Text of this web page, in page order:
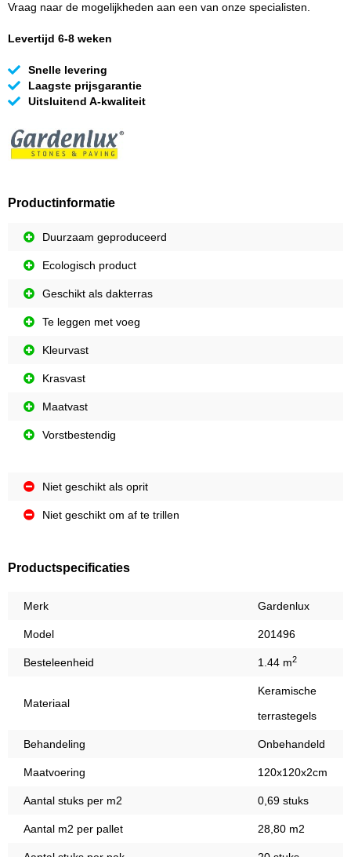
Vraag naar de mogelijkheden aan een van onze specialisten.
Levertijd 6-8 weken
Snelle levering
Laagste prijsgarantie
Uitsluitend A-kwaliteit
Productinformatie
Duurzaam geproduceerd
Ecologisch product
Geschikt als dakterras
Te leggen met voeg
Kleurvast
Krasvast
Maatvast
Vorstbestendig
Niet geschikt als oprit
Niet geschikt om af te trillen
Productspecificaties
Merk Gardenlux
Model 201496
Besteleenheid 1.44 m2
Materiaal
Keramische
terrastegels
Behandeling Onbehandeld
Maatvoering 120x120x2cm
Aantal stuks per m2 0,69 stuks
Aantal m2 per pallet 28,80 m2